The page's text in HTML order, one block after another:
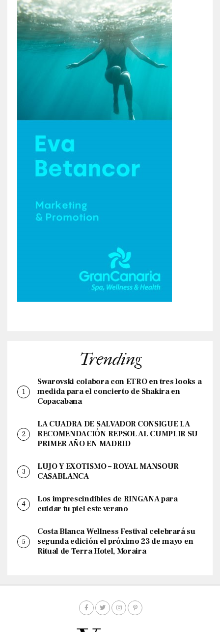
Trending
Swarovski colabora con ETRO en tres looks a
medida para el concierto de Shakira en
Copacabana
LA CUADRA DE SALVADOR CONSIGUE LA
RECOMENDACIÓN REPSOL AL CUMPLIR SU
PRIMER AÑO EN MADRID
LUJO Y EXOTISMO – ROYAL MANSOUR
CASABLANCA
Los imprescindibles de RINGANA para
cuidar tu piel este verano
Costa Blanca Wellness Festival celebrará su
segunda edición el próximo 23 de mayo en
Ritual de Terra Hotel, Moraira